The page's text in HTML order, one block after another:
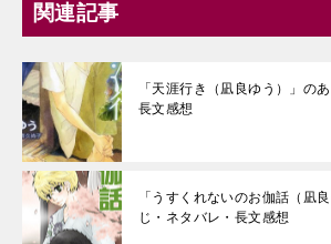
関連記事
「天涯行き（凪良ゆう）」の
長文感想
「うすくれないのお伽話（凪
じ・ネタバレ・長文感想